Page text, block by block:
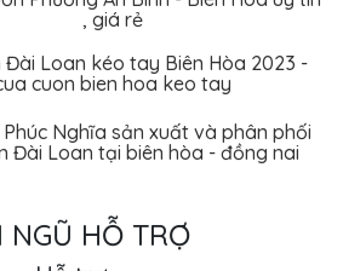
Đài Loan kéo tay Biên Hòa 2023 -
cua cuon bien hoa keo tay
Phúc Nghĩa sản xuất và phân phối
Đài Loan tại biên hòa - đồng nai
NGŨ HỖ TRỢ